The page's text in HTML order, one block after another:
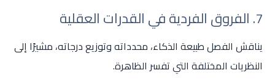
7. الفروق الفردية في القدرات العقلية
يناقش الفصل طبيعة الذكاء، محدداته وتوزيع درجاته، مشيرًا إلى
النظريات المختلفة التي تفسر الظاهرة.